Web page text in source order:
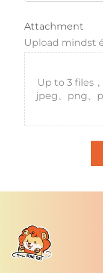
Attachment
Upload mindst
Up to 3 files
jpeg、png、